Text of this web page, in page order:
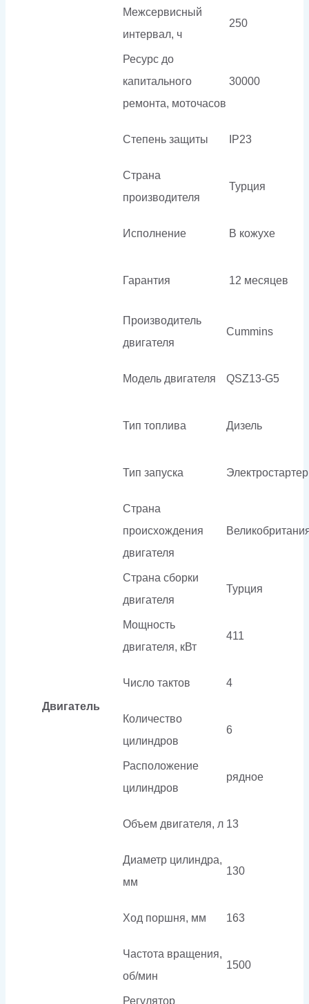
Межсервисный
интервал, ч
250
Ресурс до
капитального
ремонта, моточасов
30000
Степень защиты IP23
Страна
производителя
Турция
Исполнение В кожухе
Гарантия 12 месяцев
Двигатель
Производитель
двигателя
Cummins
Модель двигателя QSZ13-G5
Тип топлива Дизель
Тип запуска Электростартер
Страна
происхождения
двигателя
Страна сборки
двигателя
Турция
Мощность
двигателя, кВт
411
Число тактов 4
Количество
цилиндров
6
Расположение
цилиндров
рядное
Объем двигателя, л 13
Диаметр цилиндра,
мм
130
Ход поршня, мм 163
Частота вращения,
об/мин
1500
Регулятор